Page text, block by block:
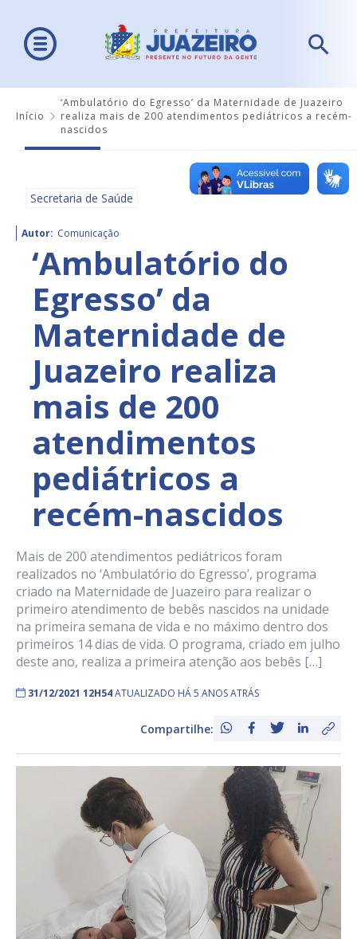
Início
‘Ambulatório do Egresso’ da Maternidade de Juazeiro
realiza mais de 200 atendimentos pediátricos a recém-
nascidos
Secretaria de Saúde
Autor: Comunicação
‘Ambulatório do
Egresso’ da
Maternidade de
Juazeiro realiza
mais de 200
atendimentos
pediátricos a
recém-nascidos
Mais de 200 atendimentos pediátricos foram
realizados no ‘Ambulatório do Egresso’, programa
criado na Maternidade de Juazeiro para realizar o
primeiro atendimento de bebês nascidos na unidade
na primeira semana de vida e no máximo dentro dos
primeiros 14 dias de vida. O programa, criado em julho
deste ano, realiza a primeira atenção aos bebês […]
31/12/2021 12H54ATUALIZADO HÁ 5 ANOS ATRÁS
Compartilhe: